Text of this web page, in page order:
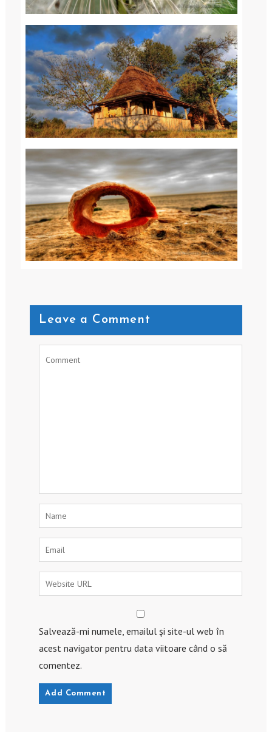
Leave a Comment
Salvează-mi numele, emailul și site-ul web în
acest navigator pentru data viitoare când o să
comentez.